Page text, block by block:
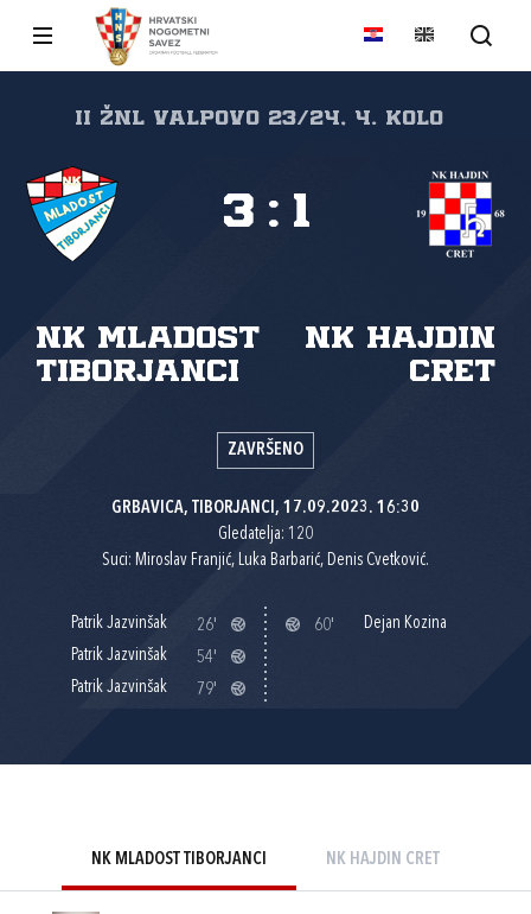
II ŽNL VALPOVO 23/24, 4. kolo
NK Mladost
Tiborjanci
NK Hajdin
Cret
3 : 1
ZAVRŠENO
GRBAVICA, TIBORJANCI, 17.09.2023. 16:30
Gledatelja: 120
Suci: Miroslav Franjić, Luka Barbarić, Denis Cvetković.
Patrik Jazvinšak
26'
Patrik Jazvinšak
54'
Patrik Jazvinšak
79'
60' Dejan Kozina
NK MLADOST TIBORJANCI NK HAJDIN CRET